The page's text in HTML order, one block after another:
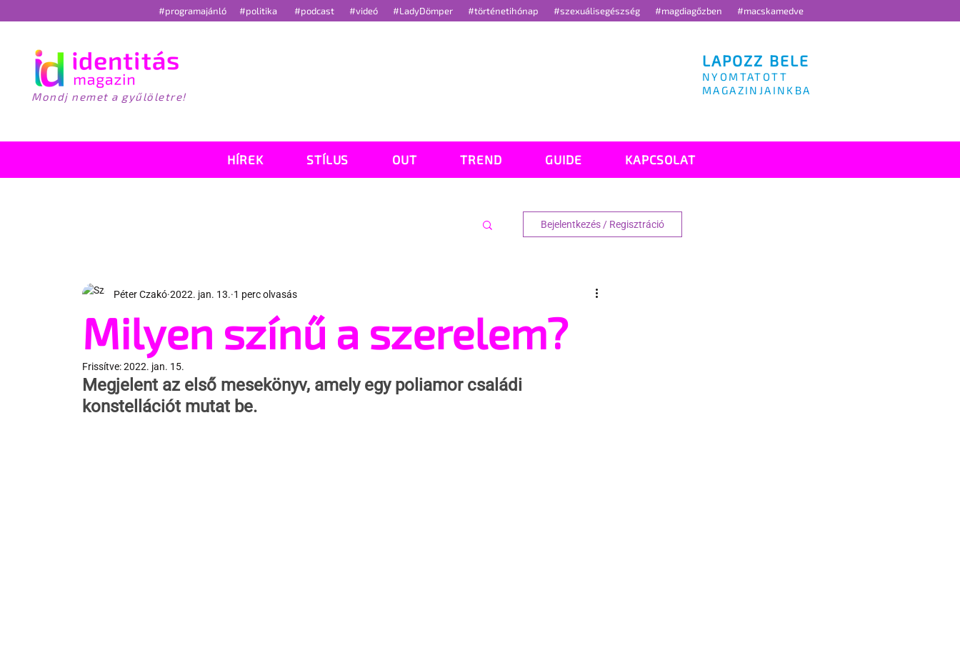
#programajánló #politika #podcast #videó #LadyDömper #történetihónap #szexuálisegészség #magdiagőzben #macskamedve
Mondj nemet a gyűlöletre!
LAPOZZ BELE
NYOMTATOTT
MAGAZINJAINKBA
HÍREK STÍLUS OUT TREND GUIDE KAPCSOLAT
Bejelentkezés / Regisztráció
Milyen színű a szerelem?
Péter Czakó 2022. jan. 13. 1 perc olvasás
Frissítve:2022. jan. 15.
Megjelent az első mesekönyv, amely egy poliamor családi
konstellációt mutat be.